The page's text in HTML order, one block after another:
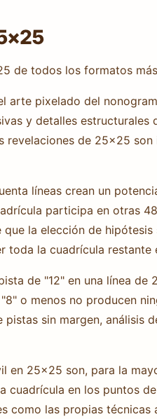
de todos los formatos
arte pixelado del
y detalles
revelaciones de 25×25
líneas crean un
participa en otras
la elección de
toda la cuadrícula restante
de "12" en una línea de
o menos no producen
sin margen, análisis
en 25×25 son, para la
cuadrícula en los puntos
como las propias técnicas